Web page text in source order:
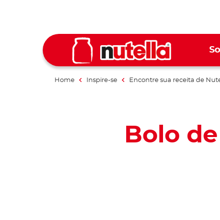
Home Inspire-se Encontre sua receita de
Bolo